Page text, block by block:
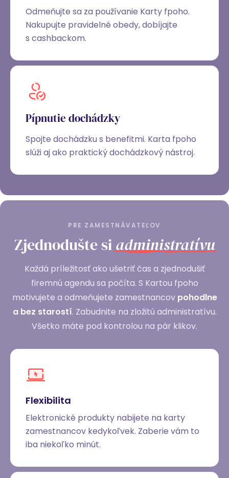
Odmeňujte sa za používanie Karty fpoho.
Nakupujte pravidelné obedy, dobíjajte
s cashbackom.
Pípnutie dochádzky
Spojte dochádzku s benefitmi. Karta fpoho
slúži aj ako praktický dochádzkový nástroj.
PRE ZAMESTNÁVATEĽOV
Zjednodušte siadministratívu
Každá príležitosť ako ušetriť čas a zjednodušiť
firemnú agendu sa počíta. S Kartou fpoho
motivujete a odmeňujete zamestnancov pohodlne
a bez starostí. Zabudnite na zložitú administratívu.
Všetko máte pod kontrolou na pár klikov.
Flexibilita
Elektronické produkty nabijete na karty
zamestnancov kedykoľvek. Zaberie vám to
iba niekoľko minút.